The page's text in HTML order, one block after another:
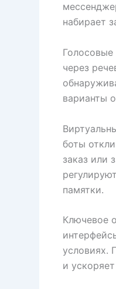
набирает
через
варианты
боты
заказ или
памятки.
Ключевое
условиях.
и